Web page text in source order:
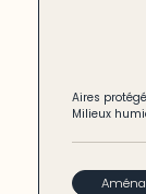
Aires
Milieux